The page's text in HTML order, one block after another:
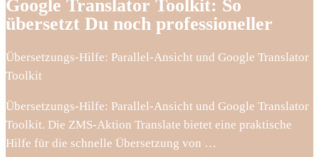
Google Translator Toolkit: So
übersetzt Du noch professioneller
Übersetzungs-Hilfe: Parallel-Ansicht und Google Translator
Toolkit
Übersetzungs-Hilfe: Parallel-Ansicht und Google Translator
Toolkit. Die ZMS-Aktion Translate bietet eine praktische
Hilfe für die schnelle Übersetzung von …